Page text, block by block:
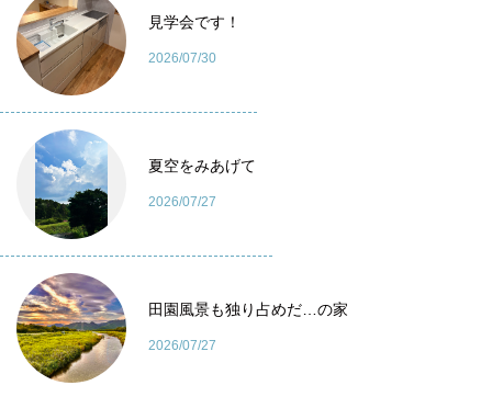
見学会です！
2026/07/30
夏空をみあげて
2026/07/27
田園風景も独り占めだ…の家
2026/07/27